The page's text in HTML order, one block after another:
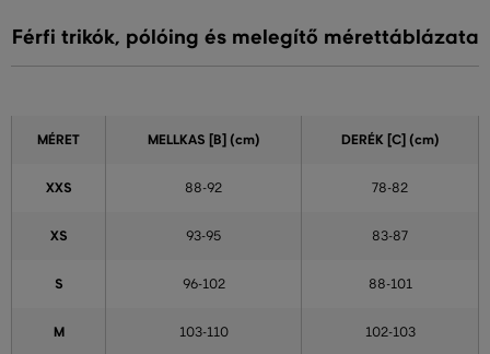
Férfi trikók, pólóing és melegítő mérettáblázata
MÉRET MELLKAS [B] (cm) DERÉK [C] (cm)
XXS 88-92 78-82
XS 93-95 83-87
S 96-102 88-101
M 103-110 102-103